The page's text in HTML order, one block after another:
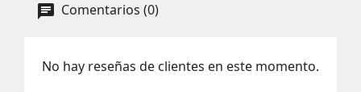
Comentarios (0)
No hay reseñas de clientes en este momento.